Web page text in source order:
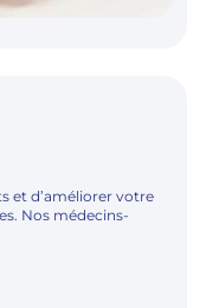
et d’améliorer votre
Nos médecins-